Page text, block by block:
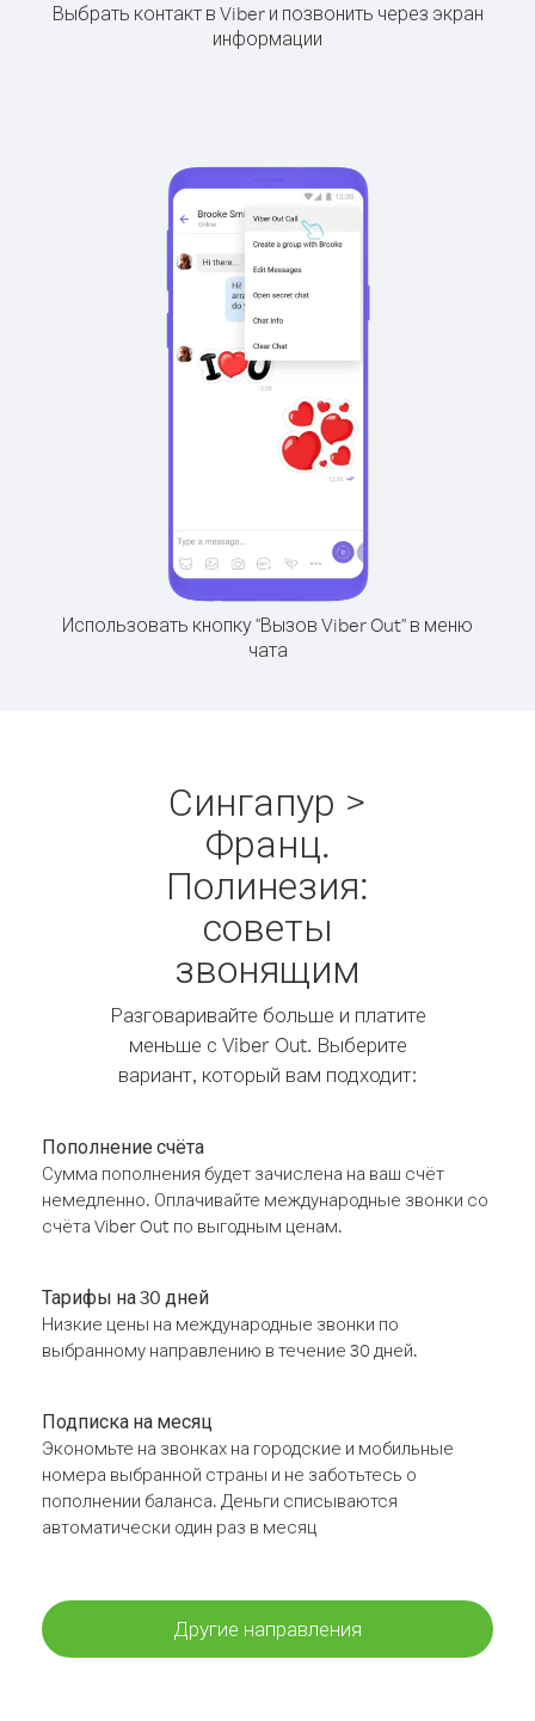
Выбрать контакт в Viber и позвонить через экран
информации
Использовать кнопку "Вызов Viber Out" в меню
чата
Сингапур >
Франц.
Полинезия:
советы
звонящим
Разговаривайте больше и платите
меньше с Viber Out. Выберите
вариант, который вам подходит:
Пополнение счёта
Сумма пополнения будет зачислена на ваш счёт
немедленно. Оплачивайте международные звонки со
счёта Viber Out по выгодным ценам.
Тарифы на 30 дней
Низкие цены на международные звонки по
выбранному направлению в течение 30 дней.
Подписка на месяц
Экономьте на звонках на городские и мобильные
номера выбранной страны и не заботьтесь о
пополнении баланса. Деньги списываются
автоматически один раз в месяц
Другие направления